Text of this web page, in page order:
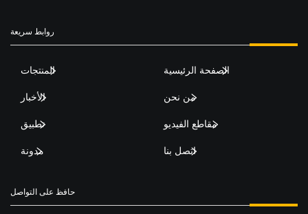
روابط سريعة
الصفحة الرئيسية المنتجات
من نحن الأخبار
مقاطع الفيديو تطبيق
اتصل بنا مدونة
حافظ على التواصل